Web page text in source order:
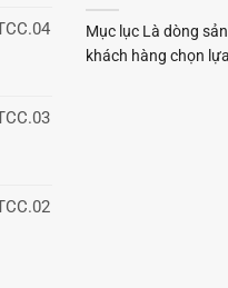
Mục lục Là dòng
khách hàng chọn